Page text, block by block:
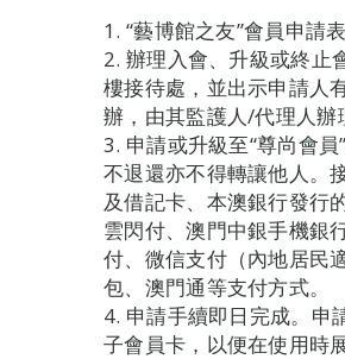
1. “藝博館之友”會員申請
2. 辦理入會、升級或終止
樓接待處，並出示申請人
辦，由其監護人/代理人辦
3. 申請或升級至“尊尚會
不退還亦不得轉讓他人。
及借記卡、本澳銀行發行
雲閃付、澳門中銀手機銀
付、微信支付（內地居民
包、澳門通等支付方式。
4. 申請手續即日完成。申
子會員卡，以便在使用時展